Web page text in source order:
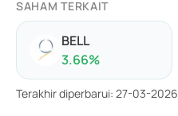
SAHAM TERKAIT
BELL
3.66%
Terakhir diperbarui: 27-03-